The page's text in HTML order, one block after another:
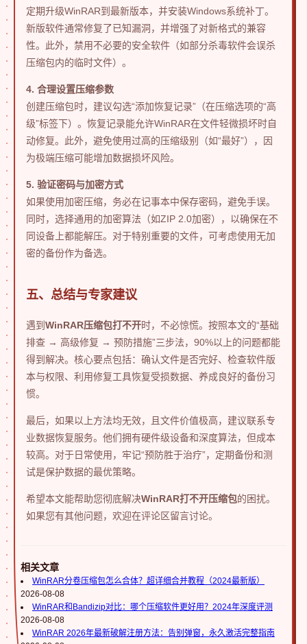
定期升级WinRAR到最新版本，并安装Windows系统补丁。
新版软件通常修复了已知漏洞，并增强了对新格式的兼容
性。此外，禁用不必要的安全软件（如部分杀毒软件会误杀
压缩包内的临时文件）。
4. 合理设置压缩参数
创建压缩包时，建议勾选“添加恢复记录”（在压缩选项的“高
级”标签下）。恢复记录能允许WinRAR在文件轻微损坏时自
动修复。此外，避免使用过高的压缩级别（如“最好”），因
为极端压缩可能增加数据损坏风险。
5. 验证密码与加密方式
如果使用加密压缩，务必在记事本中保存密码，避免手误。
同时，选择通用的加密算法（如ZIP 2.0加密），以确保在不
同设备上都能解压。对于特别重要的文件，可考虑使用无加
密的备份作为备选。
五、总结与专家建议
遇到 WinRAR压缩包打不开时，不必惊慌。按照本文的“基础
排查 → 高级修复 → 预防措施”三步法，90%以上的问题都能
得到解决。核心要点包括：确认文件是否完好、检查软件版
本与权限、利用修复工具恢复受损数据、养成良好的备份习
惯。
最后，如果以上方法均无效，且文件价值极高，建议联系专
业数据恢复服务。他们拥有硬件级设备和深度算法，但成本
较高。对于日常使用，牢记“预防胜于治疗”，定期备份和测
试是保护数据的最优策略。
希望本文能帮助您彻底解决WinRAR打不开压缩包的困扰。
如果您有其他问题，欢迎在评论区留言讨论。
相关文章
WinRAR分卷压缩包怎么合体？超详细合并教程（2024最新版）
2026-08-08
WinRAR和Bandizip对比：哪个压缩软件更好用？2024年深度评测
2026-08-08
WinRAR 2026年最新破解注册方法：告别弹窗，永久激活完整指南